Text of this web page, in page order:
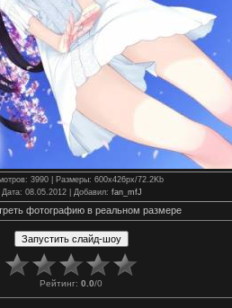
: 3990 | Размеры: 600x426px/72.2Kb
Дата: 08.05.2012 | Добавил: fan_mfJ
фотографию в реальном размере
Рейтинг: 0.0/0